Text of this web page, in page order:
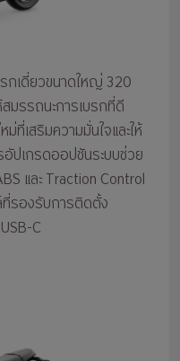
กเดี่ยวขนาดใหญ่ 320
มรรถนะการเบรกที่ดี
ม่ที่เสริมความมั่นใจและให้
ปเกรดออปชันระบบช่วย
และ Traction Control
ที่รองรับการติดตั้ง
C